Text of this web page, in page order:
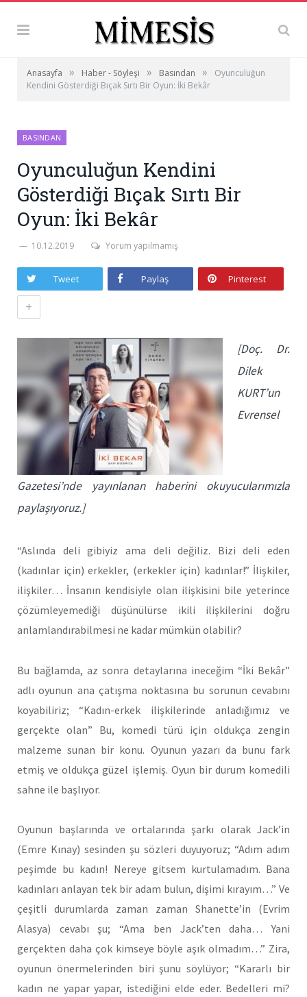
Anasayfa » Haber - Söyleşi » Basından »
Oyunculuğun
Kendini Gösterdiği Bıçak Sırtı Bir Oyun: İki Bekâr
BASINDAN
Oyunculuğun Kendini
Gösterdiği Bıçak Sırtı Bir
Oyun: İki Bekâr
10.12.2019 Yorum yapılmamış
Tweet Paylaş Pinterest
+
[Doç. Dr.
Dilek
KURT’un
Evrensel
Gazetesi’nde yayınlanan haberini okuyucularımızla
paylaşıyoruz.]
“Aslında deli gibiyiz ama deli değiliz. Bizi deli eden
(kadınlar için) erkekler, (erkekler için) kadınlar!” İlişkiler,
ilişkiler… İnsanın kendisiyle olan ilişkisini bile yeterince
çözümleyemediği düşünülürse ikili ilişkilerini doğru
anlamlandırabilmesi ne kadar mümkün olabilir?
Bu bağlamda, az sonra detaylarına ineceğim “İki Bekâr”
adlı oyunun ana çatışma noktasına bu sorunun cevabını
koyabiliriz; “Kadın-erkek ilişkilerinde anladığımız ve
gerçekte olan” Bu, komedi türü için oldukça zengin
malzeme sunan bir konu. Oyunun yazarı da bunu fark
etmiş ve oldukça güzel işlemiş. Oyun bir durum komedili
sahne ile başlıyor.
Oyunun başlarında ve ortalarında şarkı olarak Jack’in
(Emre Kınay) sesinden şu sözleri duyuyoruz; “Adım adım
peşimde bu kadın! Nereye gitsem kurtulamadım. Bana
kadınları anlayan tek bir adam bulun, dişimi kırayım…” Ve
çeşitli durumlarda zaman zaman Shanette’in (Evrim
Alasya) cevabı şu; “Ama ben Jack’ten daha… Yani
gerçekten daha çok kimseye böyle aşık olmadım…” Zira,
oyunun önermelerinden biri şunu söylüyor; “Kararlı bir
kadın ne yapar yapar, istediğini elde eder. Bedelleri mi?